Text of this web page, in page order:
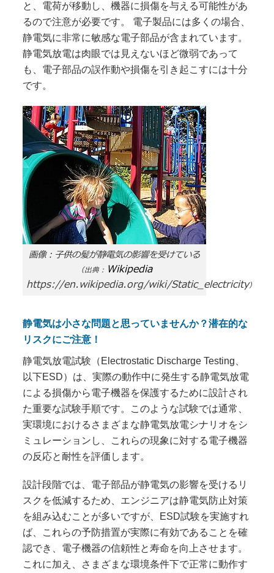
と、電荷が移動し、機器に損傷を与える可能性があ
るので注意が必要です。 電子製品には多くの場合、
静電気に非常に敏感な電子部品が含まれています。
静電気放電は肉眼では見えないほど微弱であって
も、電子部品の誤作動や損傷を引き起こすには十分
です。
画像：子供の髪が静電気の影響を受けている
（出典： Wikipedia
https://en.wikipedia.org/wiki/Static_electricity）
静電気は小さな問題と思っていませんか？潜在的な
リスクにご注意！
静電気放電試験（Electrostatic Discharge Testing、
以下ESD）は、実際の動作中に発生する静電気放電
による損傷から電子機器を保護するために設計され
た重要な試験手順です。このような試験では通常、
実環境におけるさまざまな静電気放電シナリオをシ
ミュレーションし、これらの現象に対する電子機器
の反応と耐性を評価します。
設計段階では、電子部品が静電気の影響を受けるリ
スクを低減するため、エンジニアは静電気防止対策
を組み込むことが多いですが、ESD試験を実施すれ
ば、これらの予防措置が実際に有効であることを確
認でき、電子機器の信頼性と寿命を向上させます。
これに加え、さまざまな環境条件下で正常に動作す